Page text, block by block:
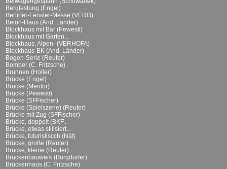
Bergfestung (Engel)
Berliner-Fenster-Messe (VERO)
Beton-Haus (And. Länder)
Blockhaus mit Bär (Pewesti)
Blockhaus mit Garten...
Blockhaus, Alpen- (VERHOFA)
Blockhaus-BK (And. Länder)
Bogen-Serie (Reuter)
Bomber (C. Fritzsche)
Brunnen (Holler)
Brücke (Engel)
Brücke (Mentor)
Brücke (Pewesti)
Brücke (SFFischer)
Brücke (Spielszene) (Reuter)
Brücke mit Zug (SFFischer)
Brücke, doppelt (BKF...
Brücke, etwas stilisiert...
Brücke, futuristiscch (Näf)
Brücke, große (Reuter)
Brücke, kleine (Reuter)
Brückenbauwerk (Burgdorfer)
Brückenhaus (C. Fritzsche)